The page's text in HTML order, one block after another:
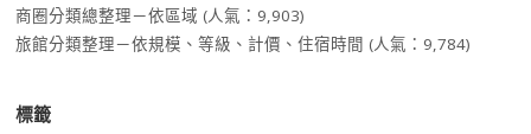
商圈分類總整理－依區域 (人氣：9,903)
旅館分類整理－依規模、等級、計價、住宿時間 (人氣：9,784)
標籤